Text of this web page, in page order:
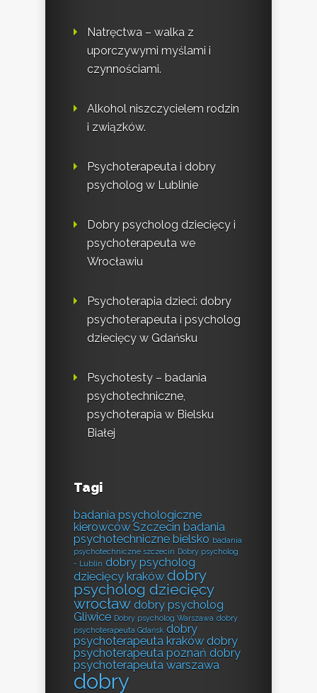
Natręctwa – walka z
uporczywymi myślami i
czynnościami.
Alkohol niszczycielem rodzin
i związków.
Psychoterapeuta i dobry
psycholog w Lublinie
Dobry psycholog dziecięcy i
psychoterapeuta we
Wrocławiu
Psychoterapia dzieci: dobry
psychoterapeuta i psycholog
dziecięcy w Gdańsku
Psychotesty – badania
psychotechniczne,
psychoterapia w Bielsku
Białej
Tagi
badania psychologiczne
kierowców Szczecin badania
psychotechniczne bielsko badania
psychotechniczne szczecin Dobry psycholog
- Lublin dobry psycholog
dziecięcy kraków dobry
psycholog dziecięcy
wrocław dobry psycholog
Gliwice Dobry psycholog Warszawa dobry
psychoterapeuta Gdańsk dobry
psychoterapeuta kraków dobry
psychoterapeuta poznań dobry
psychoterapeuta warszawa
dobry